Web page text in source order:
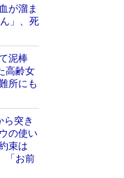
が溜ま
」、死
泥棒
高齢女
所にも
ら突き
の使い
束は
「お前